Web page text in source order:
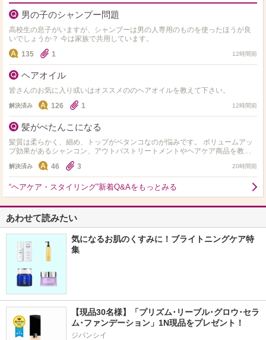
男の子のシャンプー問題
高校生の息子がいますが、シャンプーは男の人専用のものを使ったほうが良
いでしょうか？ 今は家族で共用しています。
135
1 12時間前
ヘアオイル
皆さんのお気に入り或いはオススメののヘアオイルを教えて下さい。
解決済み 126 1 12時間前
髪がぺたんこになる
髪質は柔らかく、細め、トップがペタンコなのが悩みです。 ボリュームアッ
プ効果があるシャンコン、アウトバストリートメントやヘアケア商品を教え
て下さい。 価格は問いません！長さはセミロングです。 …
解決済み 46 3 20時間前
“ヘアケア・スタイリング”新着Q&Aをもっとみる
あわせて読みたい
気になるお肌のくすみに！ブライトニングケア特
集
【現品30名様】「プリズム･リーブル･グロウ･セラ
ジバンシイ